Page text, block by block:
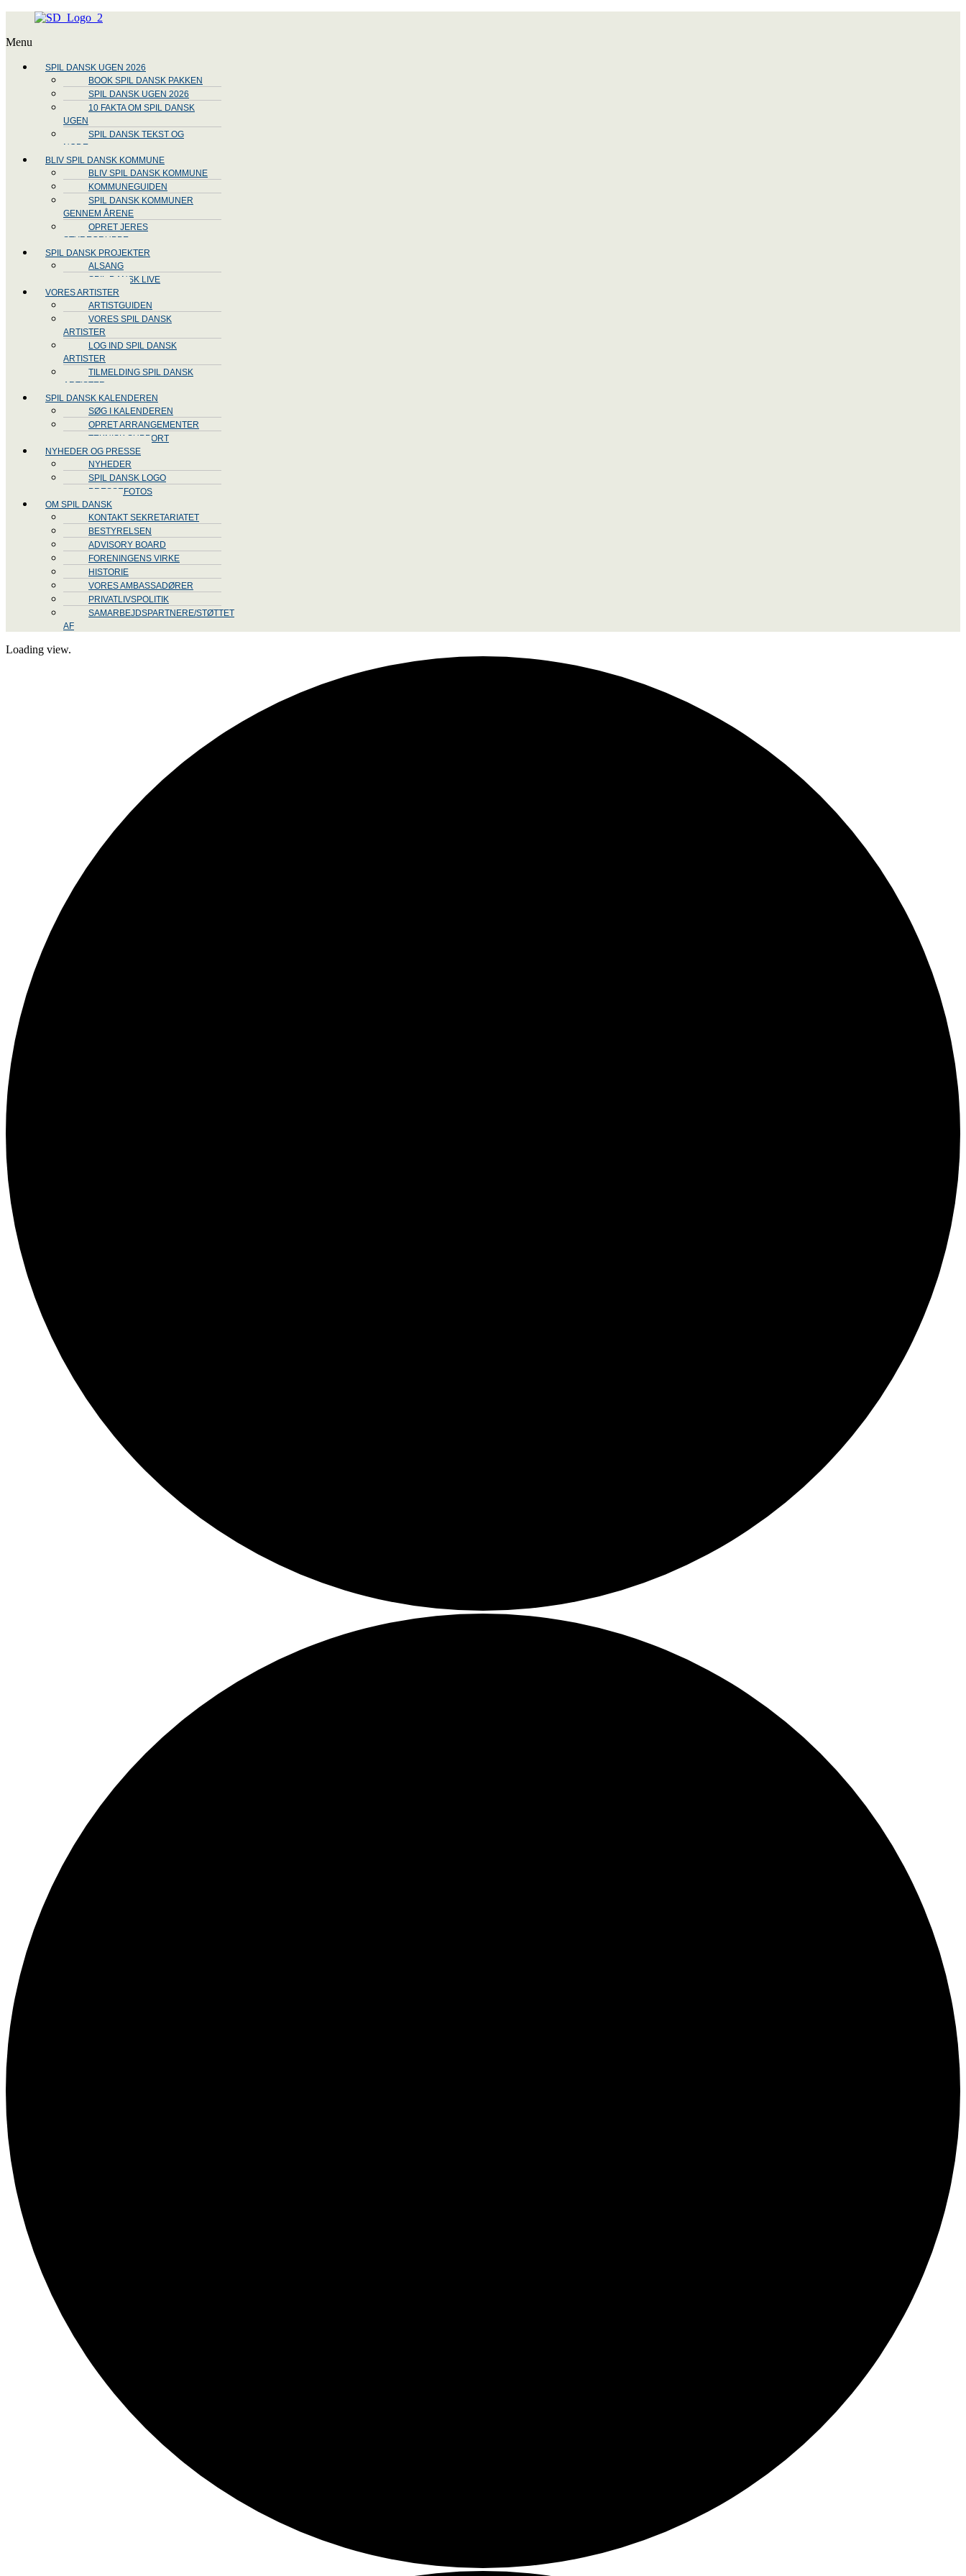
Menu
SPIL DANSK UGEN 2026
BOOK SPIL DANSK PAKKEN
SPIL DANSK UGEN 2026
10 FAKTA OM SPIL DANSK
UGEN
SPIL DANSK TEKST OG
NODE
BLIV SPIL DANSK KOMMUNE
BLIV SPIL DANSK KOMMUNE
KOMMUNEGUIDEN
SPIL DANSK KOMMUNER
GENNEM ÅRENE
OPRET JERES
STYREGRUPPE
SPIL DANSK PROJEKTER
ALSANG
SPIL DANSK LIVE
VORES ARTISTER
ARTISTGUIDEN
VORES SPIL DANSK
ARTISTER
LOG IND SPIL DANSK
ARTISTER
TILMELDING SPIL DANSK
ARTISTER
SPIL DANSK KALENDEREN
SØG I KALENDEREN
OPRET ARRANGEMENTER
TEKNISK SUPPORT
NYHEDER OG PRESSE
NYHEDER
SPIL DANSK LOGO
PRESSEFOTOS
OM SPIL DANSK
KONTAKT SEKRETARIATET
BESTYRELSEN
ADVISORY BOARD
FORENINGENS VIRKE
HISTORIE
VORES AMBASSADØRER
PRIVATLIVSPOLITIK
SAMARBEJDSPARTNERE/STØTTET
AF
Loading view.